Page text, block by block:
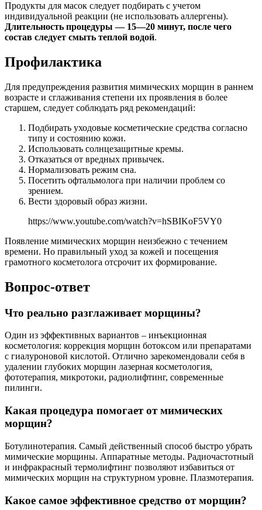
Продукты для масок следует подбирать с учетом
индивидуальной реакции (не использовать аллергены).
Длительность процедуры — 15—20 минут, после чего
состав следует смыть теплой водой.
Профилактика
Для предупреждения развития мимических морщин в раннем
возрасте и сглаживания степени их проявления в более
старшем, следует соблюдать ряд рекомендаций:
Подбирать уходовые косметические средства согласно
типу и состоянию кожи.
Использовать солнцезащитные кремы.
Отказаться от вредных привычек.
Нормализовать режим сна.
Посетить офтальмолога при наличии проблем со
зрением.
Вести здоровый образ жизни.
https://www.youtube.com/watch?v=hSBIKoF5VY0
Появление мимических морщин неизбежно с течением
времени. Но правильный уход за кожей и посещения
грамотного косметолога отсрочит их формирование.
Вопрос-ответ
Что реально разглаживает морщины?
Один из эффективных вариантов – инъекционная
косметология: коррекция морщин ботоксом или препаратами
с гиалуроновой кислотой. Отлично зарекомендовали себя в
удалении глубоких морщин лазерная косметология,
фототерапия, микротоки, радиолифтинг, современные
пилинги.
Какая процедура помогает от мимических
морщин?
Ботулинотерапия. Самый действенный способ быстро убрать
мимические морщины. Аппаратные методы. Радиочастотный
и инфракрасный термолифтинг позволяют избавиться от
мимических морщин на структурном уровне. Плазмотерапия.
Какое самое эффективное средство от морщин?